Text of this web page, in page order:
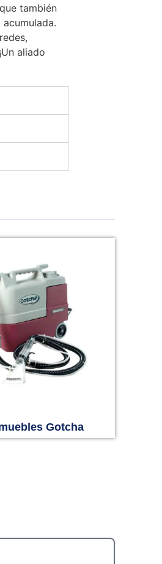
también
aliado
Gotcha